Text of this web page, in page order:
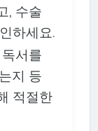
, 수술
하세요.
독서를
지 등
적절한